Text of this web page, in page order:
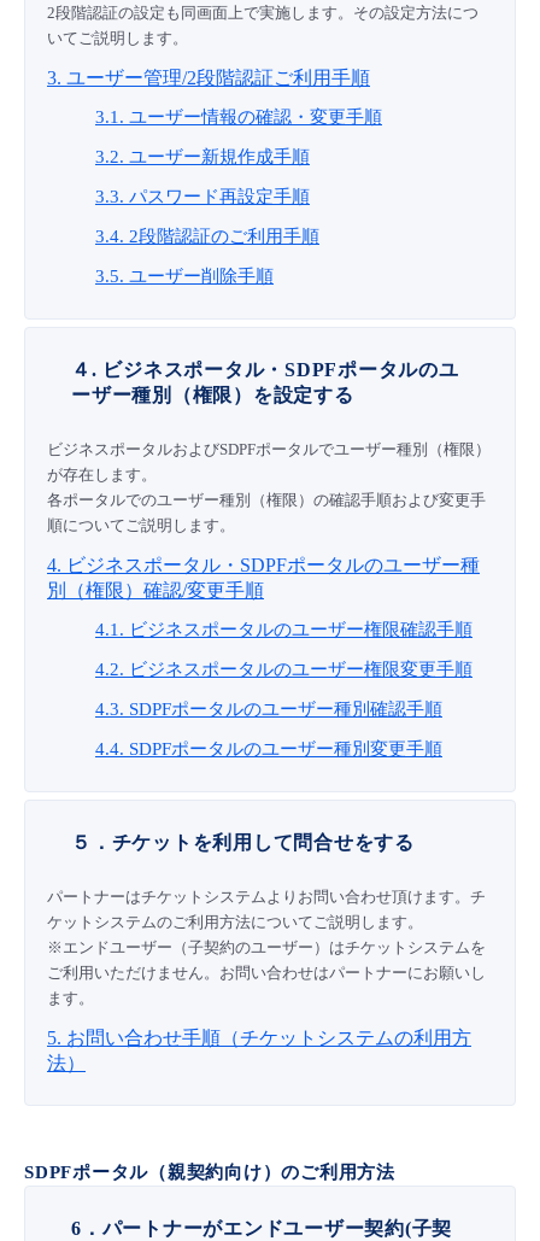
2段階認証の設定も同画面上で実施します。その設定方法につ
いてご説明します。
3. ユーザー管理/2段階認証ご利用手順
3.1. ユーザー情報の確認・変更手順
3.2. ユーザー新規作成手順
3.3. パスワード再設定手順
3.4. 2段階認証のご利用手順
3.5. ユーザー削除手順
４. ビジネスポータル・SDPFポータルのユ
ーザー種別（権限）を設定する
ビジネスポータルおよびSDPFポータルでユーザー種別（権限）
が存在します。
各ポータルでのユーザー種別（権限）の確認手順および変更手
順についてご説明します。
4. ビジネスポータル・SDPFポータルのユーザー種
別（権限）確認/変更手順
4.1. ビジネスポータルのユーザー権限確認手順
4.2. ビジネスポータルのユーザー権限変更手順
4.3. SDPFポータルのユーザー種別確認手順
4.4. SDPFポータルのユーザー種別変更手順
５．チケットを利用して問合せをする
パートナーはチケットシステムよりお問い合わせ頂けます。チ
ケットシステムのご利用方法についてご説明します。
※エンドユーザー（子契約のユーザー）はチケットシステムを
ご利用いただけません。お問い合わせはパートナーにお願いし
ます。
5. お問い合わせ手順（チケットシステムの利用方
法）
SDPFポータル（親契約向け）のご利用方法
6．パートナーがエンドユーザー契約(子契